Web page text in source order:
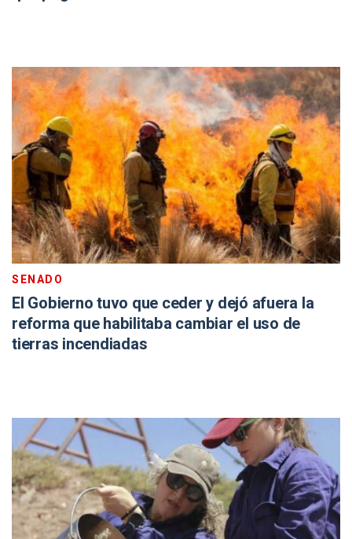
SENADO
El Gobierno tuvo que ceder y dejó afuera la
reforma que habilitaba cambiar el uso de
tierras incendiadas